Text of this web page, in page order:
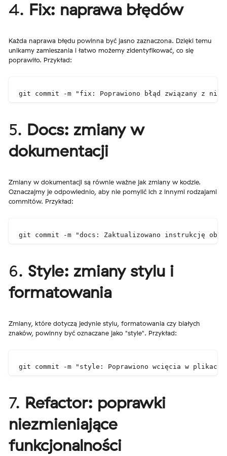
4. Fix: naprawa błędów
Każda naprawa błędu powinna być jasno zaznaczona. Dzięki temu
unikamy zamieszania i łatwo możemy zidentyfikować, co się
poprawiło. Przykład:
git commit -m "fix: Poprawiono błąd związany z
5. Docs: zmiany w
dokumentacji
Zmiany w dokumentacji są równie ważne jak zmiany w kodzie.
Oznaczajmy je odpowiednio, aby nie pomylić ich z innymi rodzajami
commitów. Przykład:
git commit -m "docs: Zaktualizowano instrukcję
6. Style: zmiany stylu i
formatowania
Zmiany, które dotyczą jedynie stylu, formatowania czy białych
znaków, powinny być oznaczane jako "style". Przykład:
git commit -m "style: Poprawiono wcięcia w plikach
7. Refactor: poprawki
niezmieniające
funkcjonalności